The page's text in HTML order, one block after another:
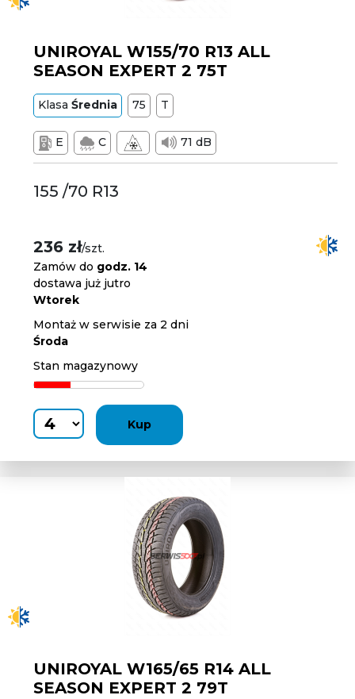
UNIROYAL W155/70 R13 ALL
SEASON EXPERT 2 75T
KlasaŚrednia 75 T
E C 71 dB
155 /70 R13
236 zł/szt.
Zamów do godz. 14
dostawa już jutro
Wtorek
Montaż w serwisie za 2 dni
Środa
Stan magazynowy
Kup
UNIROYAL W165/65 R14 ALL
SEASON EXPERT 2 79T